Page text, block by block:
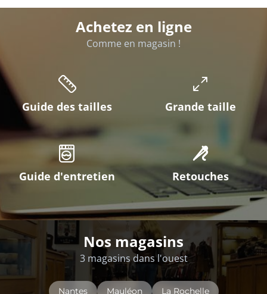
Achetez en ligne
Comme en magasin !
Guide des tailles Grande taille
Guide d'entretien Retouches
Nos magasins
3 magasins dans l'ouest
Nantes Mauléon La Rochelle